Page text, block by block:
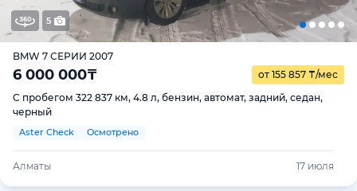
5
BMW 7 СЕРИИ 2007
6 000 000₸ от 155 857 ₸/мес
С пробегом 322 837 км, 4.8 л, бензин, автомат, задний, седан,
черный
Aster Check Осмотрено
Алматы 17 июля